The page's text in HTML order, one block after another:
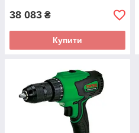
38 083 ₴
Купити